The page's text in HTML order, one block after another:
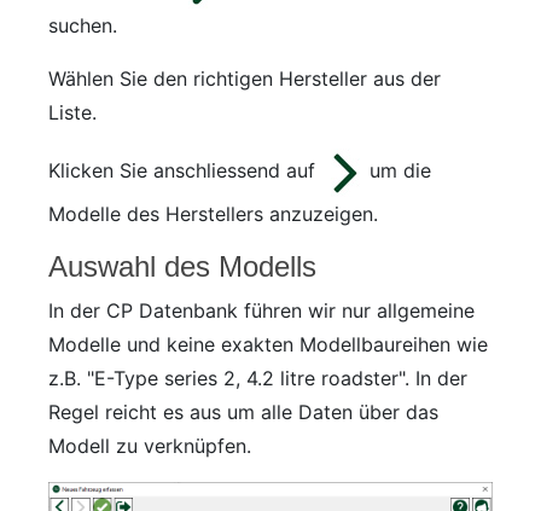
suchen.
Wählen Sie den richtigen Hersteller aus der
Liste.
Klicken Sie anschliessend auf
um die
Modelle des Herstellers anzuzeigen.
Auswahl des Modells
In der CP Datenbank führen wir nur allgemeine
Modelle und keine exakten Modellbaureihen wie
z.B. "E-Type series 2, 4.2 litre roadster". In der
Regel reicht es aus um alle Daten über das
Modell zu verknüpfen.